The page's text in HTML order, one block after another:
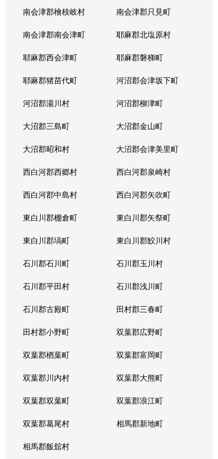
南会津郡檜枝岐村 南会津郡只見町
南会津郡南会津町 耶麻郡北塩原村
耶麻郡西会津町 耶麻郡磐梯町
耶麻郡猪苗代町 河沼郡会津坂下町
河沼郡湯川村 河沼郡柳津町
大沼郡三島町 大沼郡金山町
大沼郡昭和村 大沼郡会津美里町
西白河郡西郷村 西白河郡泉崎村
西白河郡中島村 西白河郡矢吹町
東白川郡棚倉町 東白川郡矢祭町
東白川郡塙町 東白川郡鮫川村
石川郡石川町 石川郡玉川村
石川郡平田村 石川郡浅川町
石川郡古殿町 田村郡三春町
田村郡小野町 双葉郡広野町
双葉郡楢葉町 双葉郡富岡町
双葉郡川内村 双葉郡大熊町
双葉郡双葉町 双葉郡浪江町
双葉郡葛尾村 相馬郡新地町
相馬郡飯舘村